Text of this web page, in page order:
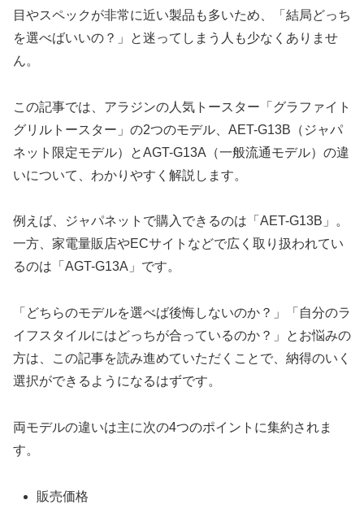
目やスペックが非常に近い製品も多いため、「結局どっち
を選べばいいの？」と迷ってしまう人も少なくありませ
ん。
この記事では、アラジンの人気トースター「グラファイト
グリルトースター」の2つのモデル、AET-G13B（ジャパ
ネット限定モデル）とAGT-G13A（一般流通モデル）の違
いについて、わかりやすく解説します。
例えば、ジャパネットで購入できるのは「AET-G13B」。
一方、家電量販店やECサイトなどで広く取り扱われてい
るのは「AGT-G13A」です。
「どちらのモデルを選べば後悔しないのか？」「自分のラ
イフスタイルにはどっちが合っているのか？」とお悩みの
方は、この記事を読み進めていただくことで、納得のいく
選択ができるようになるはずです。
両モデルの違いは主に次の4つのポイントに集約されま
す。
販売価格